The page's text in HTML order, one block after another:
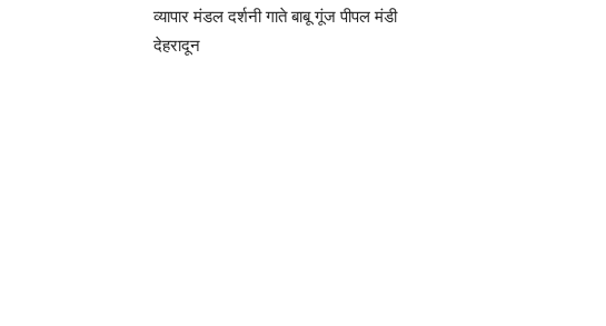
व्यापार मंडल दर्शनी गाते बाबू गूंज पीपल मंडी
देहरादून